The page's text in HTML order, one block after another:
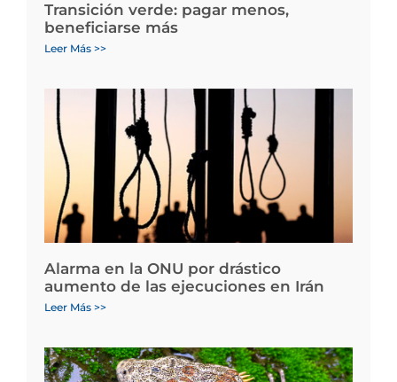
Transición verde: pagar menos,
beneficiarse más
Leer Más >>
Alarma en la ONU por drástico
aumento de las ejecuciones en Irán
Leer Más >>